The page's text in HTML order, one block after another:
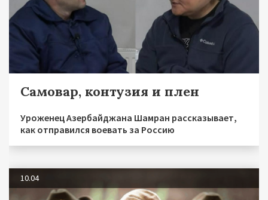
Самовар, контузия и плен
Уроженец Азербайджана Шамран рассказывает,
как отправился воевать за Россию
10.04